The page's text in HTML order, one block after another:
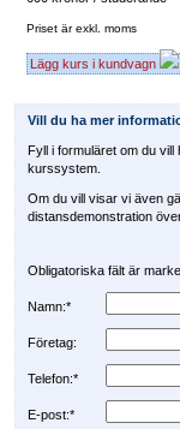
Priset är exkl. moms
Lägg kurs i kundvagn
Vill du ha mer
Fyll i formuläret om du
kurssystem.
Om du vill visar vi även
distansdemonstration
Obligatoriska fält är
Namn:*
Företag:
Telefon:*
E-post:*